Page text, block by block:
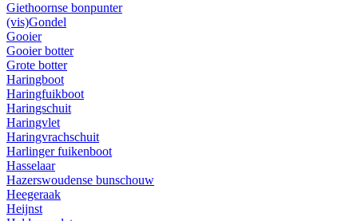
Giethoornse bonpunter
(vis)Gondel
Gooier
Gooier botter
Grote botter
Haringboot
Haringfuikboot
Haringschuit
Haringvlet
Haringvrachschuit
Harlinger fuikenboot
Hasselaar
Hazerswoudense bunschouw
Heegeraak
Heijnst